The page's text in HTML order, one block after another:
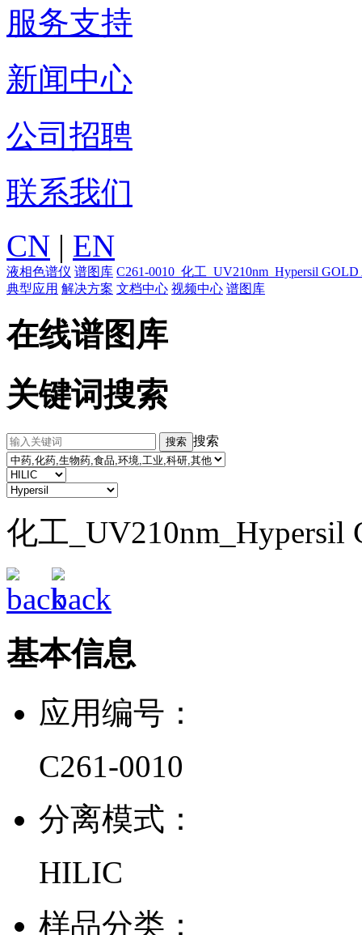
服务支持
新闻中心
公司招聘
联系我们
CN | EN
液相色谱仪 谱图库 C261-0010_化工_UV210nm_Hypersil
典型应用 解决方案 文档中心 视频中心 谱图库
在线谱图库
关键词搜索
搜索
化工_UV210nm_Hypersil
基本信息
应用编号：
C261-0010
分离模式：
HILIC
样品分类：